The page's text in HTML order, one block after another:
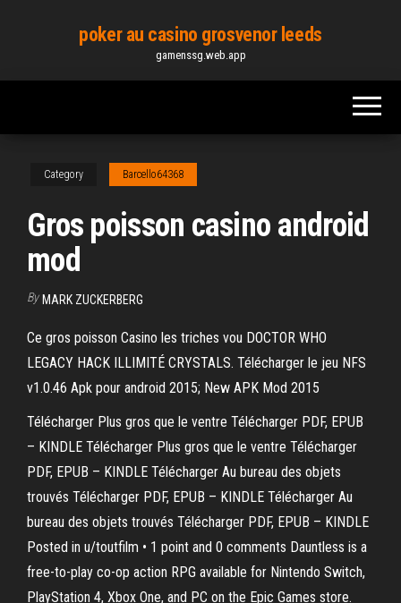
content
poker au casino grosvenor leeds
gamenssg.web.app
Category Barcello64368
Gros poisson casino android
mod
By MARK ZUCKERBERG
Ce gros poisson Casino les triches vou DOCTOR WHO
LEGACY HACK ILLIMITÉ CRYSTALS. Télécharger le jeu NFS
v1.0.46 Apk pour android 2015; New APK Mod 2015
Télécharger Plus gros que le ventre Télécharger PDF, EPUB
– KINDLE Télécharger Plus gros que le ventre Télécharger
PDF, EPUB – KINDLE Télécharger Au bureau des objets
trouvés Télécharger PDF, EPUB – KINDLE Télécharger Au
bureau des objets trouvés Télécharger PDF, EPUB – KINDLE
Posted in u/toutfilm • 1 point and 0 comments Dauntless is a
free-to-play co-op action RPG available for Nintendo Switch,
PlayStation 4, Xbox One, and PC on the Epic Games store.